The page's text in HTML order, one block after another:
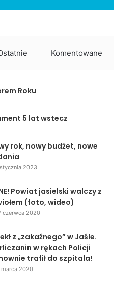
Komentowane
Roku
5 lat wstecz
rok, nowy budżet, nowe
2023
Powiat jasielski walczy z
(foto, wideo)
czerwca 2020
z „zakaźnego” w Jaśle.
w rękach Policji
trafił do szpitala!
marca 2020